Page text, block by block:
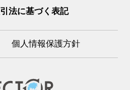
法に基づく表記
個人情報保護方針